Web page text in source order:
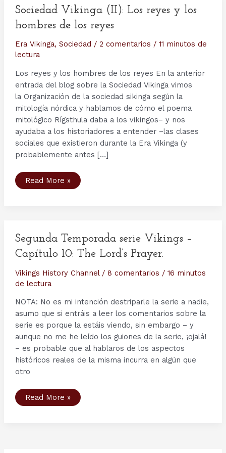
Sociedad Vikinga (II): Los reyes y los
hombres de los reyes
Era Vikinga, Sociedad / 2 comentarios / 11 minutos de
lectura
Los reyes y los hombres de los reyes En la anterior
entrada del blog sobre la Sociedad Vikinga vimos
la Organización de la sociedad sikinga según la
mitología nórdica y hablamos de cómo el poema
mitológico Rígsthula daba a los vikingos– y nos
ayudaba a los historiadores a entender –las clases
sociales que existieron durante la Era Vikinga (y
probablemente antes […]
Sociedad
Vikinga
de
los
reyes
Read More »
Segunda Temporada serie Vikings –
Capítulo 10: The Lord’s Prayer.
Vikings History Channel/ 8 comentarios / 16 minutos
de lectura
NOTA: No es mi intención destriparle la serie a nadie,
asumo que si entráis a leer los comentarios sobre la
serie es porque la estáis viendo, sin embargo – y
aunque no me he leído los guiones de la serie, ¡ojalá!
– es probable que al hablaros de los aspectos
históricos reales de la misma incurra en algún que
otro
Segunda
Temporada
Read More »